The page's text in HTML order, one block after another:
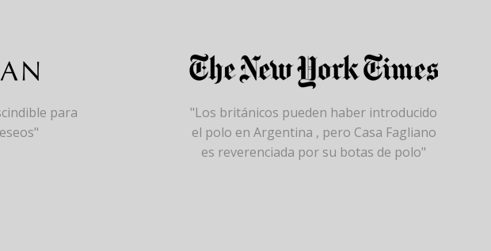
para
"Los británicos pueden haber introducido
el polo en Argentina , pero Casa Fagliano
es reverenciada por su botas de polo"